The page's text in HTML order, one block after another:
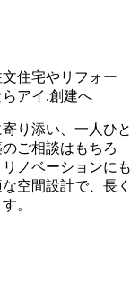
住宅やリフォー
アイ.創建へ
り添い、一人ひと
ご相談はもちろ
ノベーションにも
空間設計で、長く
。